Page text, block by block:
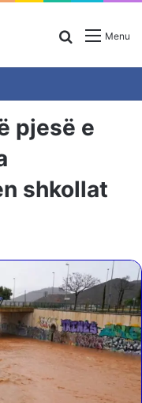
Menu
Search for
pjesë e
shkollat